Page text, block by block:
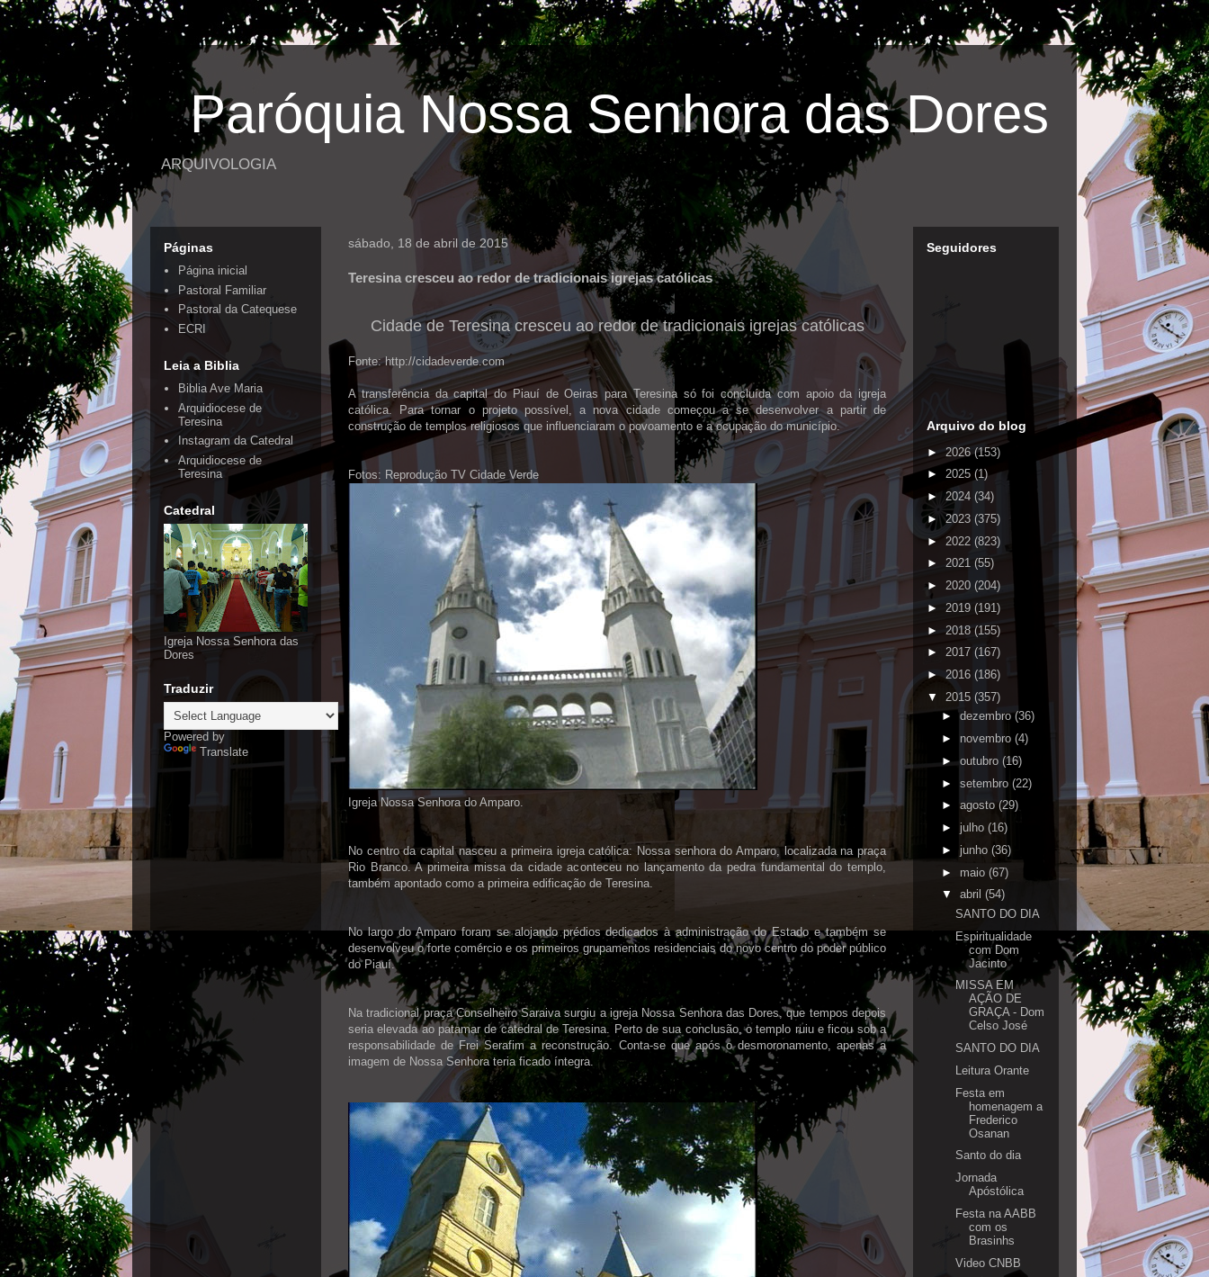
Paróquia Nossa Senhora das Dores
ARQUIVOLOGIA
sábado, 18 de abril de 2015
Teresina cresceu ao redor de tradicionais igrejas católicas
Cidade de Teresina cresceu ao redor de tradicionais igrejas católicas
Fonte: http://cidadeverde.com
A transferência da capital do Piauí de Oeiras para Teresina só foi concluída com apoio da igreja
católica. Para tornar o projeto possível, a nova cidade começou a se desenvolver a partir de
construção de templos religiosos que influenciaram o povoamento e a ocupação do município.
Fotos: Reprodução TV Cidade Verde
Igreja Nossa Senhora do Amparo.
No centro da capital nasceu a primeira igreja católica: Nossa senhora do Amparo, localizada na praça
Rio Branco. A primeira missa da cidade aconteceu no lançamento da pedra fundamental do templo,
também apontado como a primeira edificação de Teresina.
No largo do Amparo foram se alojando prédios dedicados à administração do Estado e também se
desenvolveu o forte comércio e os primeiros grupamentos residenciais do novo centro do poder público
do Piauí.
Na tradicional praça Conselheiro Saraiva surgiu a igreja Nossa Senhora das Dores, que tempos depois
seria elevada ao patamar de catedral de Teresina. Perto de sua conclusão, o templo ruiu e ficou sob a
responsabilidade de Frei Serafim a reconstrução. Conta-se que após o desmoronamento, apenas a
imagem de Nossa Senhora teria ficado íntegra.
Páginas
Página inicial
Pastoral Familiar
Pastoral da Catequese
ECRI
Leia a Biblia
Biblia Ave Maria
Arquidiocese de
Teresina
Instagram da Catedral
Arquidiocese de
Teresina
Catedral
Igreja Nossa Senhora das
Dores
Traduzir
Powered by
Translate
Seguidores
Arquivo do blog
►2026(153)
► 2025 (1)
► 2024 (34)
►2023 (375)
► 2022 (823)
► 2021 (55)
► 2020 (204)
► 2019 (191)
► 2018(155)
► 2017 (167)
► 2016 (186)
▼ 2015 (357)
►dezembro(36)
► novembro (4)
► outubro (16)
► setembro (22)
► agosto(29)
► julho (16)
► junho (36)
► maio (67)
▼ abril (54)
SANTO DO DIA
Espiritualidade
com Dom
Jacinto
MISSA EM
AÇÃO DE
GRAÇA - Dom
Celso José
SANTO DO DIA
Leitura Orante
Festa em
homenagem a
Frederico
Osanan
Santo do dia
Jornada
Apóstólica
Festa na AABB
com os
Brasinhs
Video CNBB